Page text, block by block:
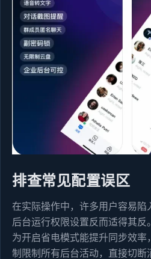
排查常见配置误区
在实际操作中，许多用户容易陷
后台运行权限设置反而适得其反
为开启省电模式能提升同步效率
制限制所有后台活动，直接切断